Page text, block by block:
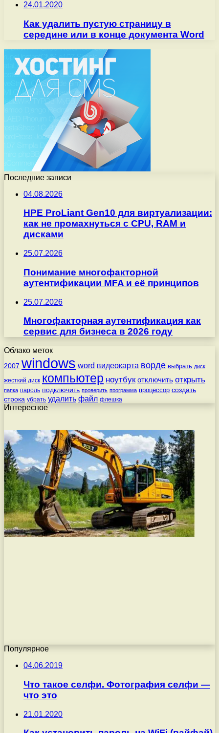
24.01.2020
Как удалить пустую страницу в
середине или в конце документа Word
Последние записи
04.08.2026
HPE ProLiant Gen10 для виртуализации:
как не промахнуться с CPU, RAM и
дисками
25.07.2026
Понимание многофакторной
аутентификации MFA и её принципов
25.07.2026
Многофакторная аутентификация как
сервис для бизнеса в 2026 году
Облако меток
2007 windows word видеокарта ворде выбрать диск
жесткий диск компьютер ноутбук отключить открыть
папка пароль подключить проверить программа процессор создать
строка убрать удалить файл флешка
Интересное
Популярное
04.06.2019
Что такое селфи. Фотография селфи —
что это
21.01.2020